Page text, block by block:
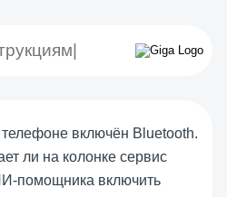
телефоне включён Bluetooth.
ли на колонке сервис
помощника включить